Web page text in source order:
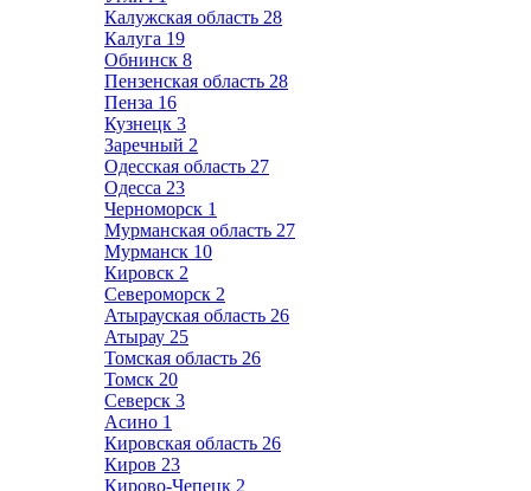
Калужская область 28
Калуга 19
Обнинск 8
Пензенская область 28
Пенза 16
Кузнецк 3
Заречный 2
Одесская область 27
Одесса 23
Черноморск 1
Мурманская область 27
Мурманск 10
Кировск 2
Североморск 2
Атырауская область 26
Атырау 25
Томская область 26
Томск 20
Северск 3
Асино 1
Кировская область 26
Киров 23
Кирово-Чепецк 2